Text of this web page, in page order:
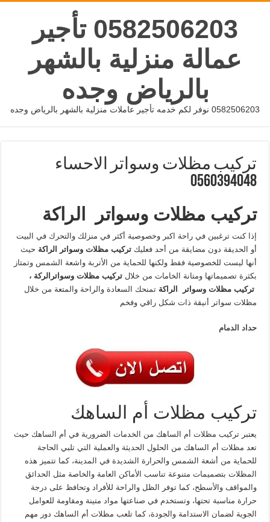
0582506203 تأجير
عمالة منزلية بالشهر
بالرياض وجده
0582506203 نوفر لكم خدمه تأجير عاملات منزلية بالشهر بالرياض وجده
تركيب مظلات وسواتر الاحساء
0560394048
تركيب مظلات وسواتر الراكة
إذا كنت ترغبين في راحة اكبر وخصوصية أكثر في منزلك والتحرك في البيت
أو الحديقة دون مضايقة من أحد فعليكتركيب مظلات وسواتر الراكة حيث
أنها ليست للخصوصية فقط ولكنها للحماية من الأتربة واشعة الشمس وتمتاز
بكثرة تصميماتها ومتانة الخامات من خلالتركيب مظلات وسواترالركة ،
تركيب مظلات وسواتر الراكةتمنحك السعادة والراحة والمتعة من خلال
مظلات سواتر أنيقة ذات شكل راقي وفخم
حداد الدمام
تركيب مظلات أم الساهك
يعتبر تركيب مظلات أم الساهك من الخدمات الضرورية في أم الساهك حيث
تعد مظلات أم الساهك من الحلول الحديثة والعملية التي تلبي الحاجة
للحماية من أشعة الشمس والحرارة الشديدة في المدينة، كما تتميز هذه
المظلات بتصميمات متنوعة تناسب الأماكن العامة والخاصة مثل الحدائق
والمواقف والأسطح، كما توفر الظل والراحة للأفراد وتحافظ على درجة
حرارة مناسبة تحتها، وتستخدم في صناعتها مواد متينة ومقاومة للعوامل
الجوية لضمان الاستدامة والجودة، كما تلعب مظلات أم الساهك دور مهم